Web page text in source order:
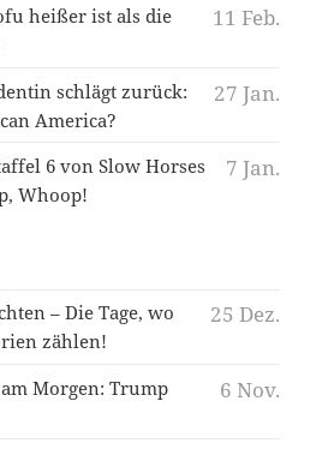
heißer ist als die
11 Feb.
schlägt zurück:
America?
27 Jan.
6 von Slow Horses
Whoop!
7 Jan.
– Die Tage, wo
zählen!
25 Dez.
Morgen: Trump
6 Nov.